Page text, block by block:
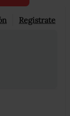
Registrate